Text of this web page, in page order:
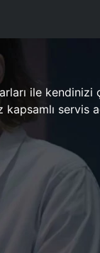
ile kendinizi
servis